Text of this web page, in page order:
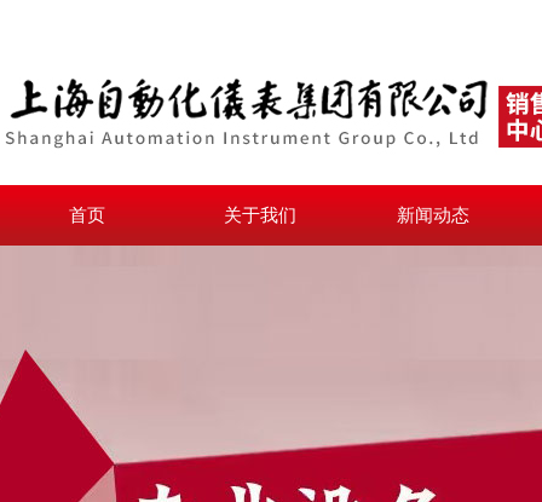
首页 关于我们 新闻动态